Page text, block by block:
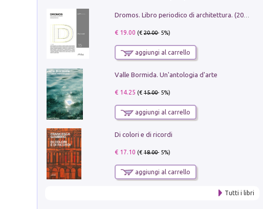
Dromos. Libro periodico di architettura. (2026). Vol. 15: Post-model
€ 19.00 (€20.00- 5%)
aggiungi al carrello
Valle Bormida. Un'antologia d'arte
€ 14.25 (€15.00- 5%)
aggiungi al carrello
Di colori e di ricordi
€ 17.10 (€18.00- 5%)
aggiungi al carrello
Tutti i libri